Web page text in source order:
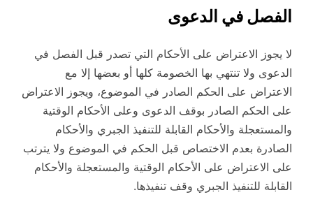
الفصل في الدعوى
لا يجوز الاعتراض على الأحكام التي تصدر قبل الفصل في
الدعوى ولا تنتهي بها الخصومة كلها أو بعضها إلا مع
الاعتراض على الحكم الصادر في الموضوع، ويجوز الاعتراض
على الحكم الصادر بوقف الدعوى وعلى الأحكام الوقتية
والمستعجلة والأحكام القابلة للتنفيذ الجبري والأحكام
الصادرة بعدم الاختصاص قبل الحكم في الموضوع ولا يترتب
على الاعتراض على الأحكام الوقتية والمستعجلة والأحكام
القابلة للتنفيذ الجبري وقف تنفيذها.